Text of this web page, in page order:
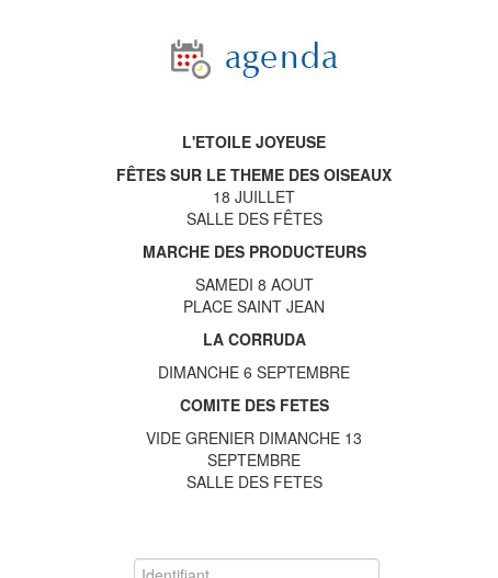
L'ETOILE JOYEUSE
FÊTES SUR LE THEME DES OISEAUX
18 JUILLET
SALLE DES FÊTES
MARCHE DES PRODUCTEURS
SAMEDI 8 AOUT
PLACE SAINT JEAN
LA CORRUDA
DIMANCHE 6 SEPTEMBRE
COMITE DES FETES
VIDE GRENIER DIMANCHE 13
SEPTEMBRE
SALLE DES FETES